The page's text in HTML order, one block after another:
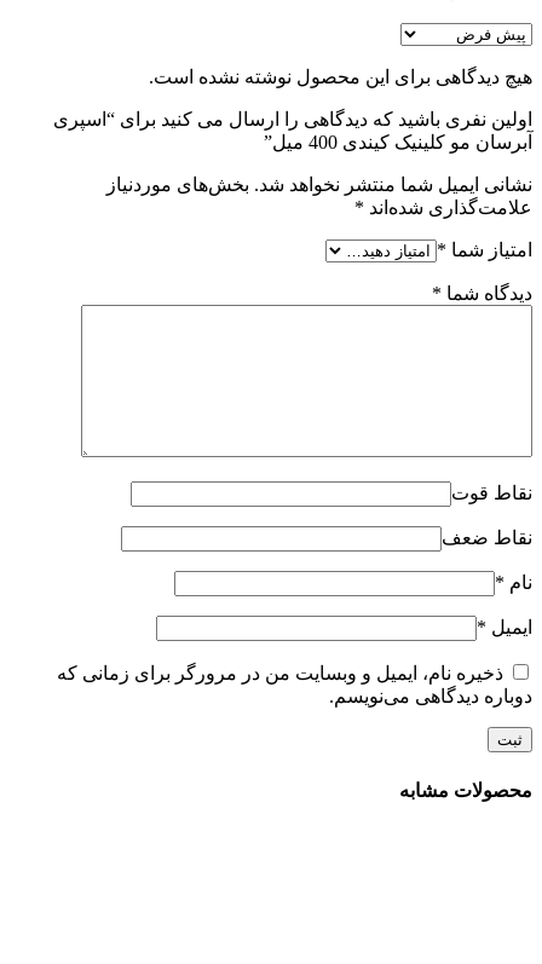
هیچ دیدگاهی برای این محصول نوشته نشده است.
اولین نفری باشید که دیدگاهی را ارسال می کنید برای “اسپری
آبرسان مو کلینیک کیندی 400 میل”
نشانی ایمیل شما منتشر نخواهد شد. بخش‌های موردنیاز
علامت‌گذاری شده‌اند *
امتیاز شما *
دیدگاه شما *
نقاط قوت
نقاط ضعف
نام *
ایمیل *
ذخیره نام، ایمیل و وبسایت من در مرورگر برای زمانی که
دوباره دیدگاهی می‌نویسم.
محصولات مشابه